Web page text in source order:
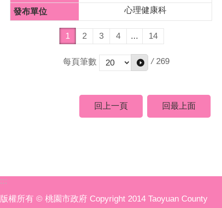
心理健康科
1 2 3 4 ... 14
每頁筆數 / 269
回上一頁 回最上面
:::
版權所有 © 桃園市政府 Copyright 2014 Taoyuan County